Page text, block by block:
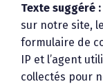
Texte suggéré :
sur notre site,
formulaire de
IP et l’agent
collectés pour